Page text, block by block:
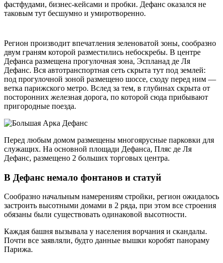
фастфудами, бизнес-кейсами и пробки. Дефанс оказался не
таковым тут бесшумно и умиротворенно.
Регион производит впечатления зеленоватой зоны, сообразно
двум граням которой разместились небоскребы. В центре
Дефанса размещена прогулочная зона, Эспланад де Ля
Дефанс. Вся автотранспортная сеть скрыта тут под землей:
под прогулочной зоной размещено шоссе, сходу перед ним —
ветка парижского метро. Вслед за тем, в глубинах скрыта от
посторонних железная дорога, по которой сюда прибывают
пригородные поезда.
Перед любым домом размещены многоярусные парковки для
служащих. На основной площади Дефанса, Пляс де Ля
Дефанс, размещено 2 больших торговых центра.
В Дефанс немало фонтанов и статуй
Сообразно начальным намерениям стройки, регион ожидалось
застроить высотными домами в 2 ряда, при этом все строения
обязаны были существовать одинаковой высотности.
Каждая башня вызывала у населения ворчания и скандалы.
Почти все заявляли, будто данные вышки коробят панораму
Парижа.